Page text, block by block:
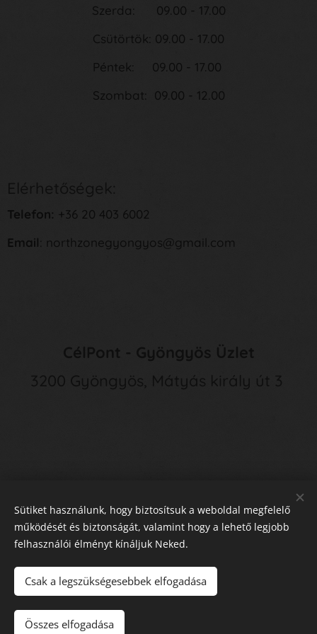
Szerda: 09.00 - 17.00
Csütörtök: 09.00 - 17.00
Péntek: 09.00 - 17.00
Szombat: 09.00 - 12.00
Elérhetőségek:
Telefon: +36 20 403 6002
Email : northzonegyongyos@gmail.com
CélPont - Gyöngyös Üzlet
3200 Gyöngyös, Mátyás király út 3
Elállás a Szerződéstől
Sütiket használunk, hogy biztosítsuk a weboldal megfelelő
működését és biztonságát, valamint hogy a lehető legjobb
felhasználói élményt kínáljuk Neked.
Csak a legszükségesebbek elfogadása
Összes elfogadása